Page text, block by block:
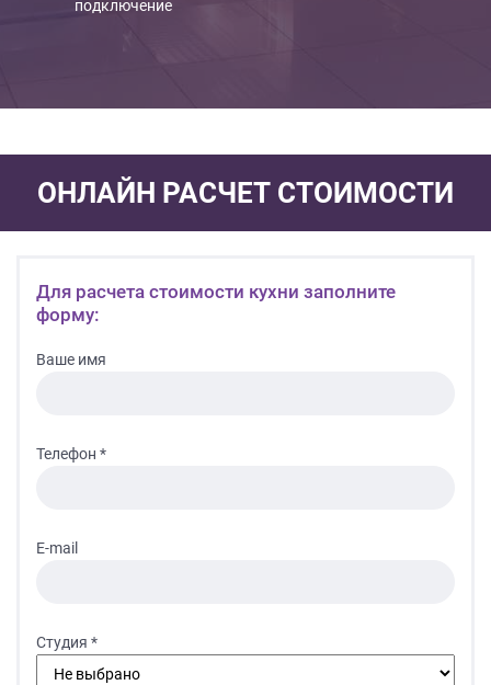
подключение
ОНЛАЙН РАСЧЕТ СТОИМОСТИ
Для расчета стоимости кухни заполните
форму:
Ваше имя
Телефон *
E-mail
Студия *